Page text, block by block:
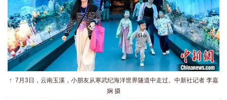
↑ 7月3日，云南玉溪，小朋友从寒武纪海洋世界隧道中走过。 中新社记者 李嘉
娴 摄